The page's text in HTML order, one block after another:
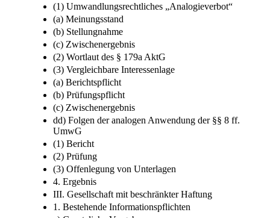
(1) Umwandlungsrechtliches „Analogieverbot“
(a) Meinungsstand
(b) Stellungnahme
(c) Zwischenergebnis
(2) Wortlaut des § 179a AktG
(3) Vergleichbare Interessenlage
(a) Berichtspflicht
(b) Prüfungspflicht
(c) Zwischenergebnis
dd) Folgen der analogen Anwendung der §§ 8 ff.
UmwG
(1) Bericht
(2) Prüfung
(3) Offenlegung von Unterlagen
4. Ergebnis
III. Gesellschaft mit beschränkter Haftung
1. Bestehende Informationspflichten